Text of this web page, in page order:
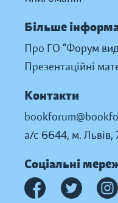
Більше
Про ГО “Форум
Презентаційні
Контакти
а/с 6644, м. Львів,
Соціальні